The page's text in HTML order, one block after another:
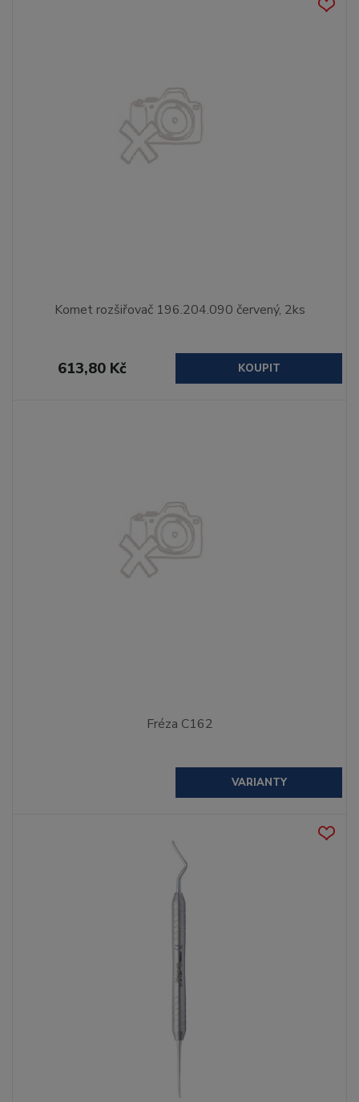
Komet rozšiřovač 196.204.090 červený, 2ks
613,80 Kč KOUPIT
Fréza C162
VARIANTY